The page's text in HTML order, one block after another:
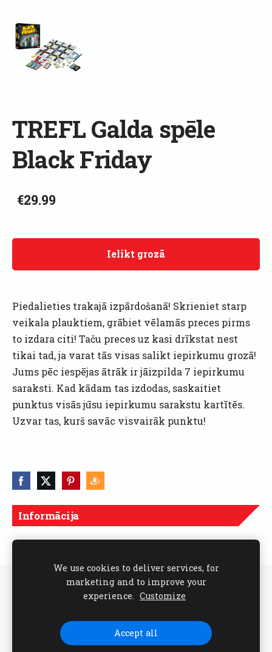
Informācija
Cenas norādītas ar PVN
TREFL Galda spēle
Black Friday
€29.99
Ielikt grozā
Piedalieties trakajā izpārdošanā! Skrieniet starp
veikala plauktiem, grābiet vēlamās preces pirms
to izdara citi! Taču preces uz kasi drīkstat nest
tikai tad, ja varat tās visas salikt iepirkumu grozā!
Jums pēc iespējas ātrāk ir jāizpilda 7 iepirkumu
saraksti. Kad kādam tas izdodas, saskaitiet
punktus visās jūsu iepirkumu sarakstu kartītēs.
Uzvar tas, kurš savāc visvairāk punktu!
Sīkdatnes
Seko mums sociālajos tīklos
We use cookies to deliver services, for
marketing and to improve your
experience. Customize
Accept all